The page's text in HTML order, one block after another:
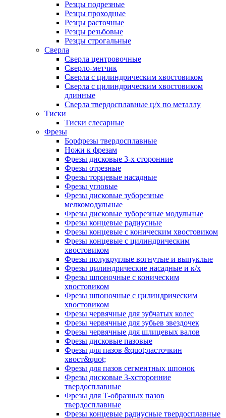
Резцы подрезные
Резцы проходные
Резцы расточные
Резцы резьбовые
Резцы строгальные
Сверла
Сверла центровочные
Сверло-метчик
Сверла с цилиндрическим хвостовиком
Сверла с цилиндрическим хвостовиком
длинные
Сверла твердосплавные ц/х по металлу
Тиски
Тиски слесарные
Фрезы
Борфрезы твердосплавные
Ножи к фрезам
Фрезы дисковые 3-х сторонние
Фрезы отрезные
Фрезы торцевые насадные
Фрезы угловые
Фрезы дисковые зуборезные
мелкомодульные
Фрезы дисковые зуборезные модульные
Фрезы концевые радиусные
Фрезы концевые с коническим хвостовиком
Фрезы концевые с цилиндрическим
хвостовиком
Фрезы полукруглые вогнутые и выпуклые
Фрезы цилиндрические насадные и к/х
Фрезы шпоночные с коническим
хвостовиком
Фрезы шпоночные с цилиндрическим
хвостовиком
Фрезы червячные для зубчатых колес
Фрезы червячные для зубьев звездочек
Фрезы червячные для шлицевых валов
Фрезы дисковые пазовые
Фрезы для пазов &quot;ласточкин
хвост&quot;
Фрезы для пазов сегментных шпонок
Фрезы дисковые 3-хсторонние
твердосплавные
Фрезы для Т-образных пазов
твердосплавные
Фрезы концевые радиусные твердосплавные